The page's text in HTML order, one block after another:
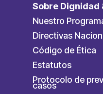
Sobre Dignidad
Nuestro
Directivas
Código de Ética
Estatutos
Protocolo de
casos